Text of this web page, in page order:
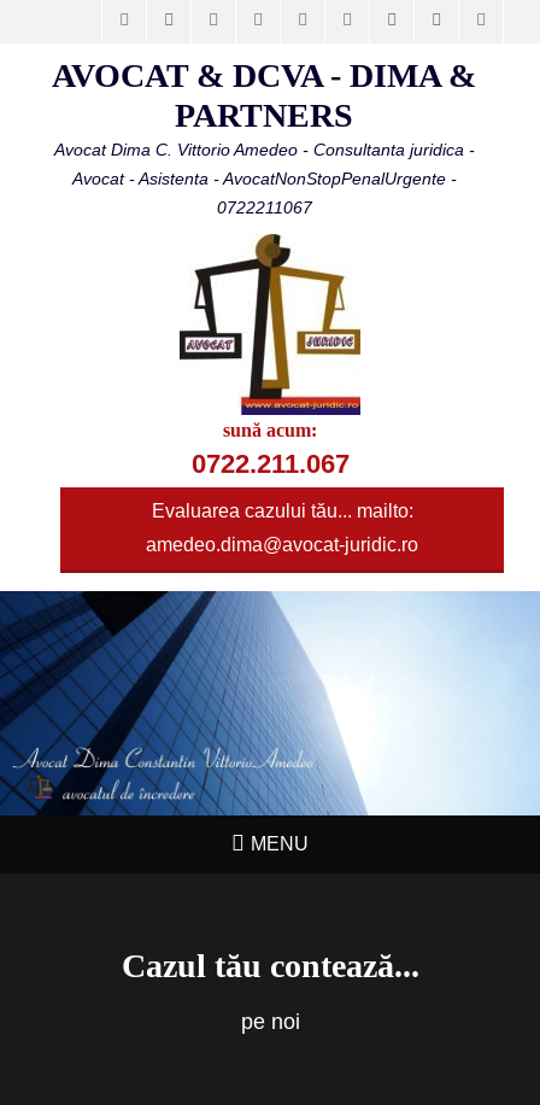
FacebookEmail LinkedInVimeo YouTubeInstagramWebsite Phone
AVOCAT & DCVA - DIMA &
PARTNERS
Avocat Dima C. Vittorio Amedeo - Consultanta juridica -
Avocat - Asistenta - AvocatNonStopPenalUrgente -
0722211067
sună acum:
0722.211.067
Evaluarea cazului tău... mailto:
amedeo.dima@avocat-juridic.ro
MENU
Cazul tău contează...
pe noi